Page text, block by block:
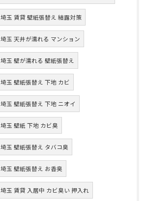
埼玉 賃貸 壁紙張替え 結露対策
埼玉 天井が濡れる マンション
埼玉 壁が濡れる 壁紙張替え
埼玉 壁紙張替え 下地 カビ
埼玉 壁紙張替え 下地 ニオイ
埼玉 壁紙 下地 カビ臭
埼玉 壁紙張替え タバコ臭
埼玉 壁紙張替え お香臭
埼玉 賃貸 入居中 カビ臭い 押入れ